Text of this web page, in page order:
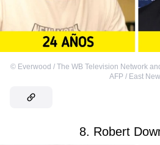
© Everwood / The WB Television Network
AFP / East
8. Robert